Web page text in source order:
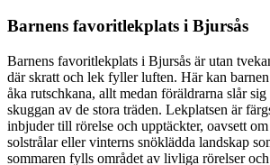
Barnens favoritlekplats i Bjursås
Barnens favoritlekplats i Bjursås är utan
där skratt och lek fyller luften. Här kan
åka rutschkana, allt medan föräldrarna slår
skuggan av de stora träden. Lekplatsen är
inbjuder till rörelse och upptäckter, oavsett
solstrålar eller vinterns snöklädda landskap
sommaren fylls området av livliga rörelser